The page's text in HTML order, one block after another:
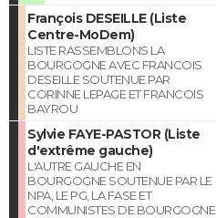
François DESEILLE (Liste
Centre-MoDem)
LISTE RASSEMBLONS LA
BOURGOGNE AVEC FRANCOIS
DESEILLE SOUTENUE PAR
CORINNE LEPAGE ET FRANCOIS
BAYROU
Sylvie FAYE-PASTOR (Liste
d'extrême gauche)
L'AUTRE GAUCHE EN
BOURGOGNE SOUTENUE PAR LE
NPA, LE PG, LA FASE ET
COMMUNISTES DE BOURGOGNE